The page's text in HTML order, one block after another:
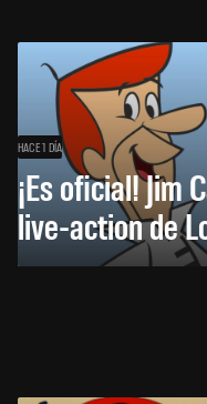
HACE 1 DÍA
¡Es oficial! Jim
live-action de